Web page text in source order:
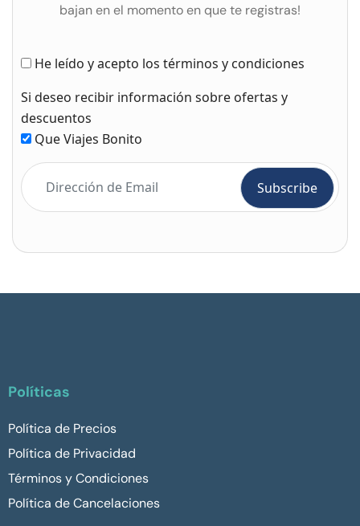
bajan en el momento en que te registras!
He leído y acepto los términos y condiciones
Si deseo recibir información sobre ofertas y
descuentos
Que Viajes Bonito
Políticas
Política de Precios
Política de Privacidad
Términos y Condiciones
Política de Cancelaciones